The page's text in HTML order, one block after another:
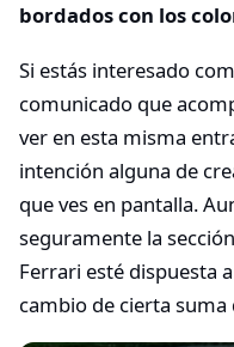
bordados con los
Si estás interesado
comunicado que
ver en esta misma
intención alguna de
que ves en pantalla.
seguramente la
Ferrari esté dispuesta
cambio de cierta suma